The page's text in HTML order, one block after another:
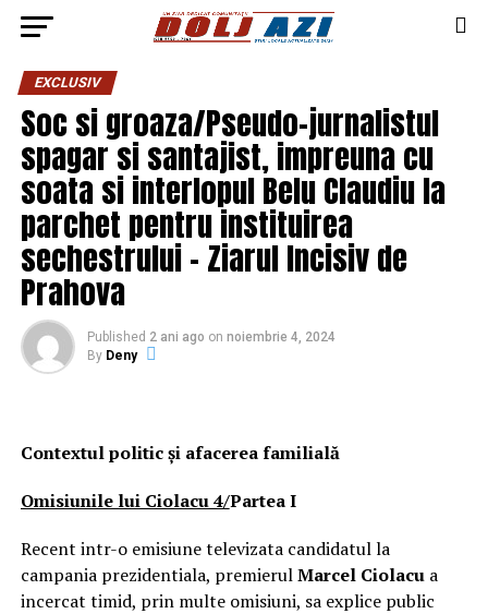
EXCLUSIV
Soc si groaza/Pseudo-jurnalistul
spagar si santajist, impreuna cu
soata si interlopul Belu Claudiu la
parchet pentru instituirea
sechestrului – Ziarul Incisiv de
Prahova
Published 2 ani ago on noiembrie 4, 2024
By Deny
Contextul politic și afacerea familială
Omisiunile lui Ciolacu 4/Partea I
Recent intr-o emisiune televizata candidatul la
campania prezidentiala, premierulMarcel Ciolacu a
incercat timid, prin multe omisiuni, sa explice public